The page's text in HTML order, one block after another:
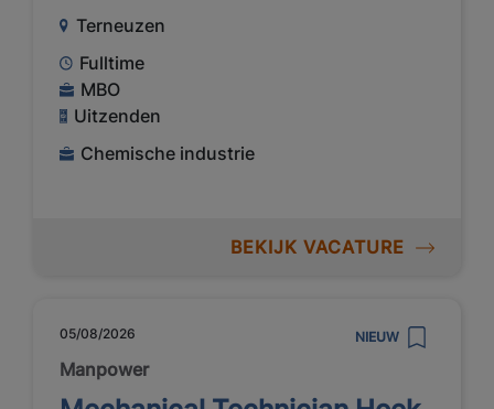
Terneuzen
Fulltime
MBO
Uitzenden
Chemische industrie
BEKIJK VACATURE
05/08/2026 NIEUW
Manpower